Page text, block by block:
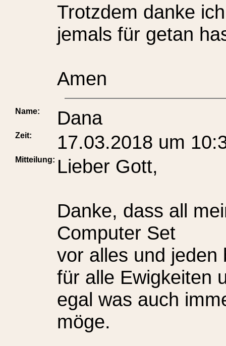
Trotzdem danke
jemals für getan
Amen
Name: Dana
Zeit: 17.03.2018 um
Mitteilung: Lieber Gott,
Danke, dass all
Computer Set
vor alles und jeden
für alle Ewigkeiten
egal was auch
möge.